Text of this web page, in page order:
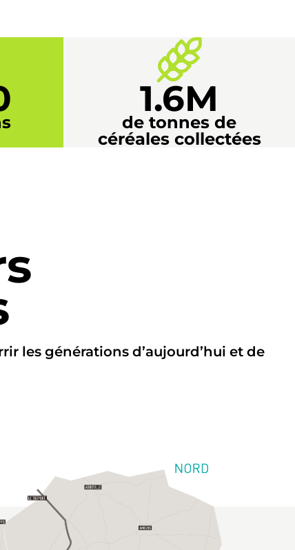
1.6M
de tonnes de
céréales collectées
les générations d’aujourd’hui et de